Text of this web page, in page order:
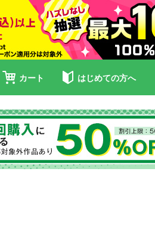
カート はじめての方へ